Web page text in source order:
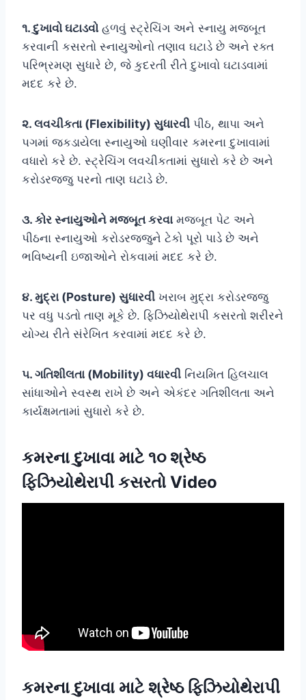
૧. દુખાવો ઘટાડવોહળવું સ્ટ્રેચિંગ અને સ્નાયુ મજબૂત
કરવાની કસરતો સ્નાયુઓનો તણાવ ઘટાડે છે અને રક્ત
પરિભ્રમણ સુધારે છે, જે કુદરતી રીતે દુખાવો ઘટાડવામાં
મદદ કરે છે.
૨. લવચીકતા (Flexibility) સુધારવી પીઠ, થાપા અને
પગમાં જકડાયેલા સ્નાયુઓ ઘણીવાર કમરના દુખાવામાં
વધારો કરે છે. સ્ટ્રેચિંગ લવચીકતામાં સુધારો કરે છે અને
કરોડરજ્જુ પરનો તાણ ઘટાડે છે.
૩. કોર સ્નાયુઓને મજબૂત કરવામજબૂત પેટ અને
પીઠના સ્નાયુઓ કરોડરજ્જુને ટેકો પૂરો પાડે છે અને
ભવિષ્યની ઇજાઓને રોકવામાં મદદ કરે છે.
૪. મુદ્રા (Posture) સુધારવી ખરાબ મુદ્રા કરોડરજ્જુ
પર વધુ પડતો તાણ મૂકે છે. ફિઝિયોથેરાપી કસરતો શરીરને
યોગ્ય રીતે સંરેખિત કરવામાં મદદ કરે છે.
૫. ગતિશીલતા (Mobility) વધારવી નિયમિત હિલચાલ
સાંધાઓને સ્વસ્થ રાખે છે અને એકંદર ગતિશીલતા અને
કાર્યક્ષમતામાં સુધારો કરે છે.
કમરના દુખાવા માટે ૧૦ શ્રેષ્ઠ
ફિઝિયોથેરાપી કસરતો Video
કમરના દુખાવા માટે શ્રેષ્ઠ ફિઝિયોથેરાપી